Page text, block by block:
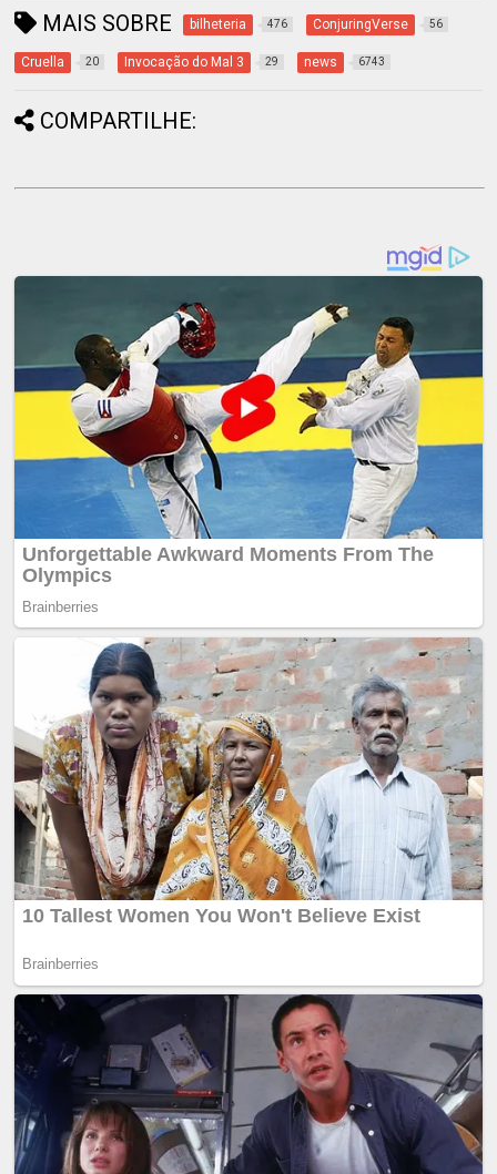
MAIS SOBRE bilheteria 476 ConjuringVerse 56
Cruella 20 Invocação do Mal 3 29 news 6743
COMPARTILHE: